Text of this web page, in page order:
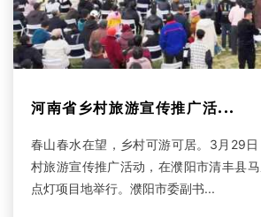
河南省乡村旅游宣传推广活...
春山春水在望，乡村可游可居。3月29
村旅游宣传推广活动，在濮阳市清丰县
点灯项目地举行。濮阳市委副书...